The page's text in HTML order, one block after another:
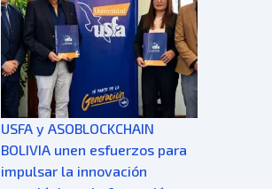
USFA y ASOBLOCKCHAIN
BOLIVIA unen esfuerzos para
impulsar la innovación